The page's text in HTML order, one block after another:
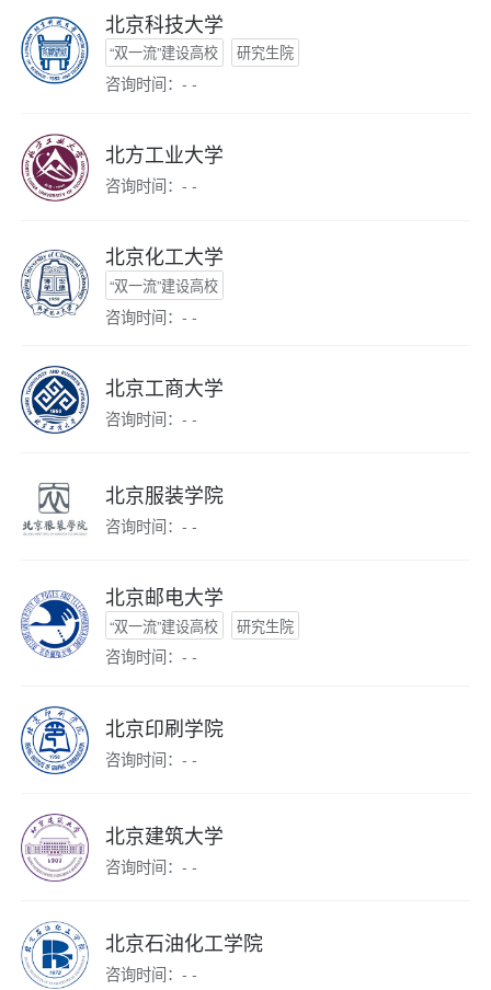
北京科技大学
“双一流”建设高校 研究生院
咨询时间：- -
北方工业大学
咨询时间：- -
北京化工大学
“双一流”建设高校
咨询时间：- -
北京工商大学
咨询时间：- -
北京服装学院
咨询时间：- -
北京邮电大学
“双一流”建设高校 研究生院
咨询时间：- -
北京印刷学院
咨询时间：- -
北京建筑大学
咨询时间：- -
北京石油化工学院
咨询时间：- -